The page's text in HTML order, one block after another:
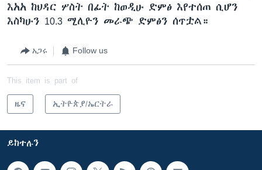
እአአ ከህዳር ሦስት በፊት ከወዲሁ ድምፅ እየተሰጠ ሲሆን
እስካሁን 10.3 ሚሊዮን መራጭ ድምፅን ሰጥቷል።
አጋሩ Follow us
This item is part of
ዜና ኢትዮጵያ/ኤርትራ
ይከተሉን